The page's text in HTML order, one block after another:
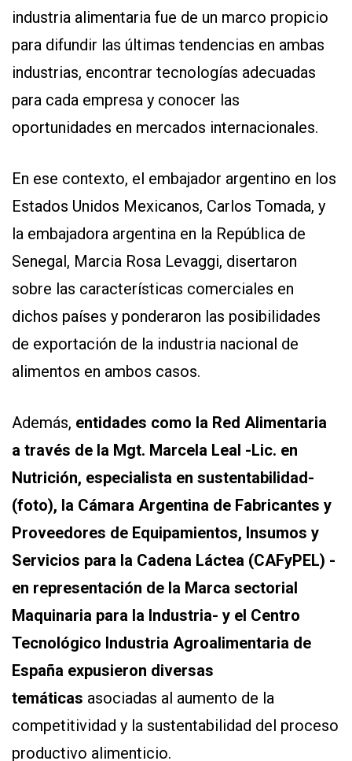
industria alimentaria fue de un marco propicio
para difundir las últimas tendencias en ambas
industrias, encontrar tecnologías adecuadas
para cada empresa y conocer las
oportunidades en mercados internacionales.
En ese contexto, el embajador argentino en los
Estados Unidos Mexicanos, Carlos Tomada, y
la embajadora argentina en la República de
Senegal, Marcia Rosa Levaggi, disertaron
sobre las características comerciales en
dichos países y ponderaron las posibilidades
de exportación de la industria nacional de
alimentos en ambos casos.
Además, entidades como la Red Alimentaria
a través de la Mgt. Marcela Leal -Lic. en
Nutrición, especialista en sustentabilidad-
(foto), la Cámara Argentina de Fabricantes y
Proveedores de Equipamientos, Insumos y
Servicios para la Cadena Láctea (CAFyPEL) -
en representación de la Marca sectorial
Maquinaria para la Industria- y el Centro
Tecnológico Industria Agroalimentaria de
España expusieron diversas
temáticas asociadas al aumento de la
competitividad y la sustentabilidad del proceso
productivo alimenticio.